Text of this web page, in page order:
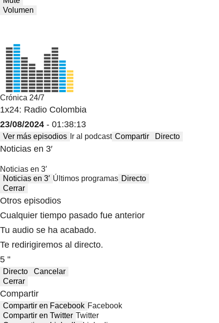
Volumen
Crónica 24/7
1x24: Radio Colombia
23/08/2024 - 01:38:13
Ver más episodios Ir al podcast Compartir Directo
Noticias en 3′
Noticias en 3′
Noticias en 3′ Últimos programas Directo
Cerrar
Otros episodios
Cualquier tiempo pasado fue anterior
Tu audio se ha acabado.
Te redirigiremos al directo.
5 "
Directo
Cancelar
Cerrar
Compartir
Compartir en Facebook Facebook
Compartir en Twitter Twitter